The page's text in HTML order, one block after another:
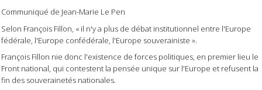
Communiqué de Jean-Marie Le Pen
Selon François Fillon, « il n'y a plus de débat institutionnel entre l'Europe
fédérale, l'Europe confédérale, l'Europe souverainiste ».
François Fillon nie donc l'existence de forces politiques, en premier lieu le
Front national, qui contestent la pensée unique sur l'Europe et refusent la
fin des souverainetés nationales.